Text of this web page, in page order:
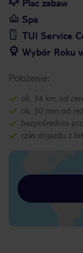
Plac zabaw
Spa
TUI Service
Wybór Roku
Położenie:
ok. 34 km od
ok. 30 min od
bezpośrednio
czas dojazdu z